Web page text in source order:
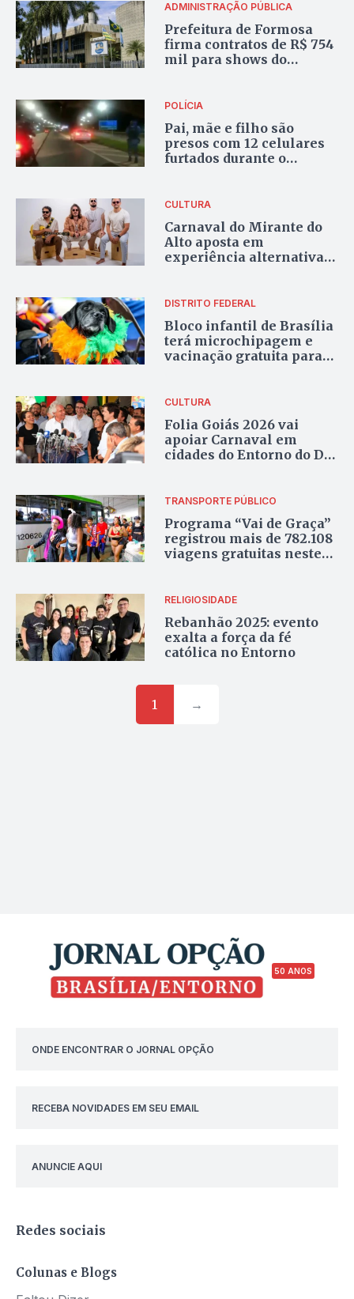
ADMINISTRAÇÃO PÚBLICA
Prefeitura de Formosa
firma contratos de R$ 754
mil para shows do
POLÍCIA
Pai, mãe e filho são
presos com 12 celulares
furtados durante o
CULTURA
Carnaval do Mirante do
Alto aposta em
experiência alternativa
DISTRITO FEDERAL
Bloco infantil de Brasília
terá microchipagem e
vacinação gratuita para
CULTURA
Folia Goiás 2026 vai
apoiar Carnaval em
cidades do Entorno do DF
TRANSPORTE PÚBLICO
Programa “Vai de Graça”
registrou mais de 782.108
viagens gratuitas neste
RELIGIOSIDADE
Rebanhão 2025: evento
exalta a força da fé
católica no Entorno
1 →
50 ANOS
ONDE ENCONTRAR O JORNAL OPÇÃO
RECEBA NOVIDADES EM SEU EMAIL
ANUNCIE AQUI
Redes sociais
Colunas e Blogs